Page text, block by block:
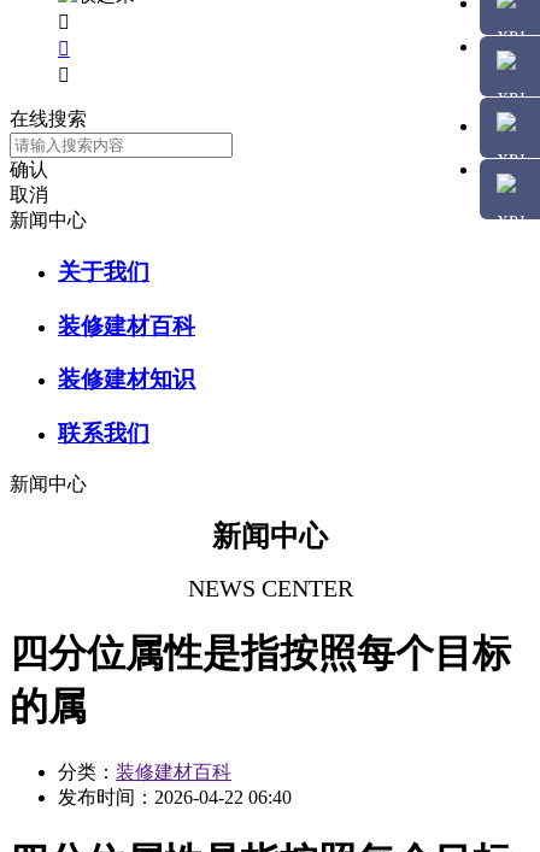



在线搜索
确认
取消
新闻中心
关于我们
装修建材百科
装修建材知识
联系我们
新闻中心
新闻中心
NEWS CENTER
四分位属性是指按照每个目标
的属
分类： 装修建材百科
发布时间： 2026-04-22 06:40